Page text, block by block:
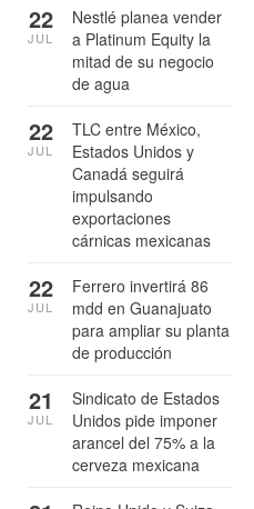
Nestlé planea vender
a Platinum Equity la
mitad de su negocio
de agua
22
JUL
TLC entre México,
Estados Unidos y
Canadá seguirá
impulsando
exportaciones
cárnicas mexicanas
22
JUL
Ferrero invertirá 86
mdd en Guanajuato
para ampliar su planta
de producción
22
JUL
Sindicato de Estados
Unidos pide imponer
arancel del 75% a la
cerveza mexicana
21
JUL